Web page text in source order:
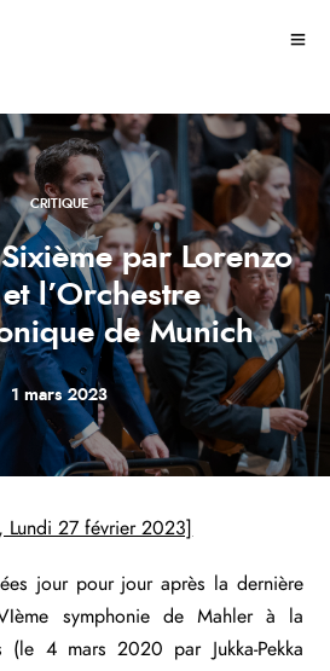
CRITIQUE
par Lorenzo
l’Orchestre
de Munich
1 mars 2023
Lundi 27 février 2023]
jour pour jour après la dernière
symphonie de Mahler à la
(le 4 mars 2020 par Jukka-Pekka